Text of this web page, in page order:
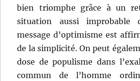
bien triomphe grâce à un
situation aussi improbable
message d’optimisme est
de la simplicité. On peut
dose de populisme dans
commun de l’homme